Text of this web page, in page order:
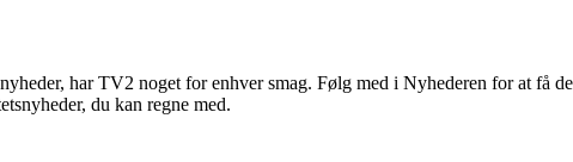
har TV2 noget for enhver smag. Følg med i Nyhederen for at få
du kan regne med.